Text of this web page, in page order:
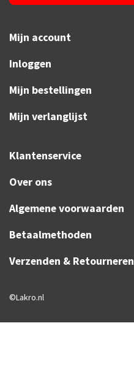
Mijn account
Inloggen
Mijn bestellingen
Mijn verlanglijst
Klantenservice
Over ons
Algemene voorwaarden
Betaalmethoden
Verzenden & Retourneren
©Lakro.nl